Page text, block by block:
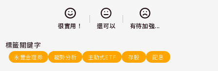
很實用！ 還可以 有待加強...
標籤關鍵字
永豐金證券 趨勢分析 主動式ETF 存股 配息